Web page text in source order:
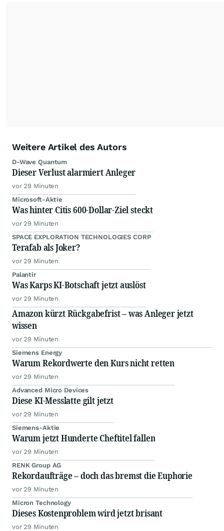
Weitere Artikel des Autors
D-Wave Quantum
Dieser Verlust alarmiert Anleger
vor 29 Minuten
Microsoft-Aktie
Was hinter Citis 600-Dollar-Ziel steckt
vor 29 Minuten
SPACE EXPLORATION TECHNOLOGIES CORP
Terafab als Joker?
vor 29 Minuten
Palantir
Was Karps KI-Botschaft jetzt auslöst
vor 29 Minuten
Amazon kürzt Rückgabefrist – was Anleger jetzt
wissen
vor 29 Minuten
Siemens Energy
Warum Rekordwerte den Kurs nicht retten
vor 29 Minuten
Advanced Micro Devices
Diese KI-Messlatte gilt jetzt
vor 29 Minuten
Siemens-Aktie
Warum jetzt Hunderte Cheftitel fallen
vor 29 Minuten
RENK Group AG
Rekordaufträge – doch das bremst die Euphorie
vor 29 Minuten
Micron Technology
Dieses Kostenproblem wird jetzt brisant
vor 29 Minuten